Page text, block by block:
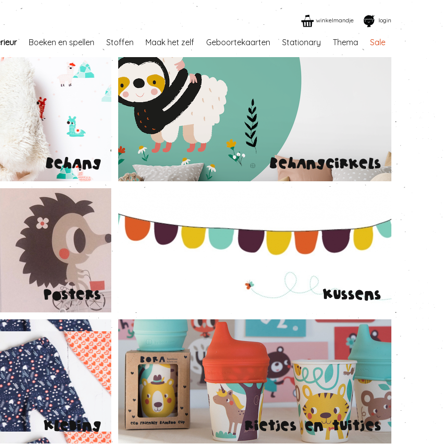
winkelmandje login
Boeken en spellen Stoffen Maak het zelf Geboortekaarten Stationary Thema Sale
Behang Behangcirkels
Posters Kussens
Kleding Rietjes en tuitjes